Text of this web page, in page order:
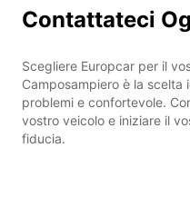
Contattateci
Scegliere Europcar per il
Camposampiero è la scelta
problemi e confortevole.
vostro veicolo e iniziare il
fiducia.